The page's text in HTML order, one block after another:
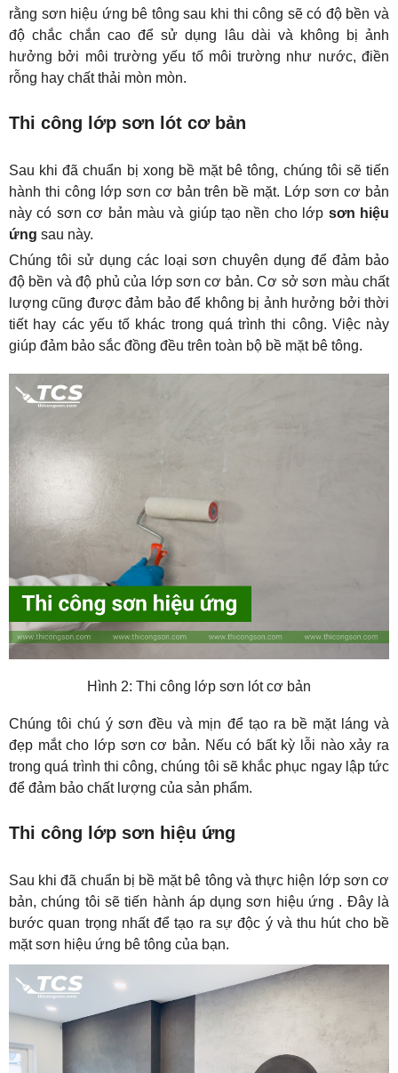
rằng sơn hiệu ứng bê tông sau khi thi công sẽ có độ bền và
độ chắc chắn cao để sử dụng lâu dài và không bị ảnh
hưởng bởi môi trường yếu tố môi trường như nước, điền
rỗng hay chất thải mòn mòn.
Thi công lớp sơn lót cơ bản
Sau khi đã chuẩn bị xong bề mặt bê tông, chúng tôi sẽ tiến
hành thi công lớp sơn cơ bản trên bề mặt. Lớp sơn cơ bản
này có sơn cơ bản màu và giúp tạo nền cho lớp sơn hiệu
ứng sau này.
Chúng tôi sử dụng các loại sơn chuyên dụng để đảm bảo
độ bền và độ phủ của lớp sơn cơ bản. Cơ sở sơn màu chất
lượng cũng được đảm bảo để không bị ảnh hưởng bởi thời
tiết hay các yếu tố khác trong quá trình thi công. Việc này
giúp đảm bảo sắc đồng đều trên toàn bộ bề mặt bê tông.
Hình 2: Thi công lớp sơn lót cơ bản
Chúng tôi chú ý sơn đều và mịn để tạo ra bề mặt láng và
đẹp mắt cho lớp sơn cơ bản. Nếu có bất kỳ lỗi nào xảy ra
trong quá trình thi công, chúng tôi sẽ khắc phục ngay lập tức
để đảm bảo chất lượng của sản phẩm.
Thi công lớp sơn hiệu ứng
Sau khi đã chuẩn bị bề mặt bê tông và thực hiện lớp sơn cơ
bản, chúng tôi sẽ tiến hành áp dụng sơn hiệu ứng . Đây là
bước quan trọng nhất để tạo ra sự độc ý và thu hút cho bề
mặt sơn hiệu ứng bê tông của bạn.